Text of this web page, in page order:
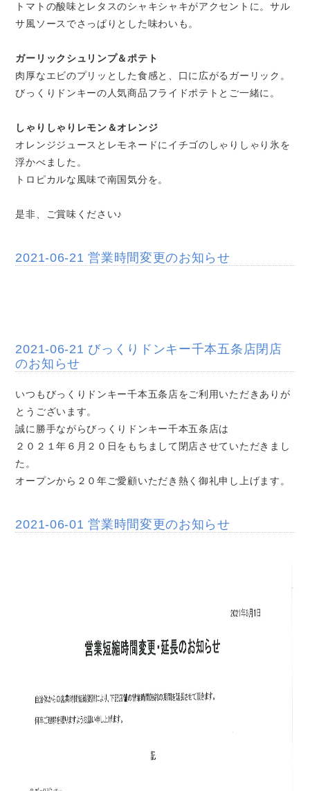
トマトの酸味とレタスのシャキシャキがアクセントに。サル
サ風ソースでさっぱりとした味わいも。
ガーリックシュリンプ＆ポテト
肉厚なエビのプリッとした食感と、口に広がるガーリック。
びっくりドンキーの人気商品フライドポテトとご一緒に。
しゃりしゃりレモン＆オレンジ
オレンジジュースとレモネードにイチゴのしゃりしゃり氷を
浮かべました。
トロピカルな風味で南国気分を。
是非、ご賞味ください♪
2021-06-21 営業時間変更のお知らせ
2021-06-21 びっくりドンキー千本五条店閉店
のお知らせ
いつもびっくりドンキー千本五条店をご利用いただきありが
とうございます。
誠に勝手ながらびっくりドンキー千本五条店は
２０２１年６月２０日をもちまして閉店させていただきまし
た。
オープンから２０年ご愛顧いただき熱く御礼申し上げます。
2021-06-01 営業時間変更のお知らせ